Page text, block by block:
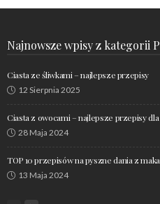
Najnowsze wpisy z kategorii
Ciasta ze śliwkami – najlepsze przepisy
12 Sierpnia 2025
Ciasta z owocami – najlepsze przepisy
28 Maja 2024
TOP 10 przepisów na pyszne dania z
13 Maja 2024